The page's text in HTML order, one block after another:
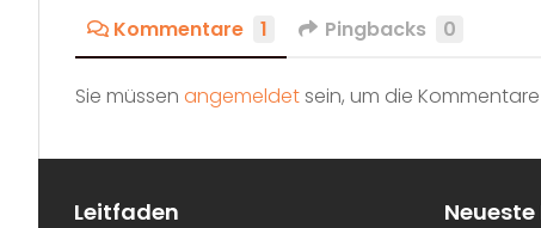
Kommentare 1 Pingbacks 0
Sie müssen angemeldetsein, um die
Leitfaden